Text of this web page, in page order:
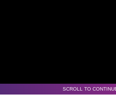
SCROLL TO